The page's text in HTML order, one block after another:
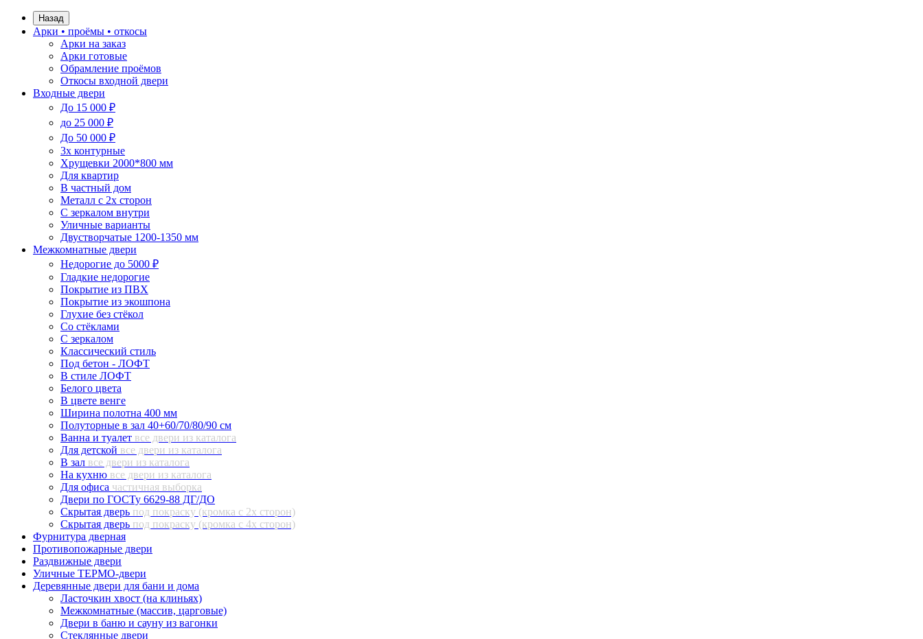
Назад
Арки • проёмы • откосы
Арки на заказ
Арки готовые
Обрамление проёмов
Откосы входной двери
Входные двери
До 15 000 ₽
до 25 000 ₽
До 50 000 ₽
3х контурные
Хрущевки 2000*800 мм
Для квартир
В частный дом
Металл с 2х сторон
С зеркалом внутри
Уличные варианты
Двустворчатые 1200-1350 мм
Межкомнатные двери
Недорогие до 5000 ₽
Гладкие недорогие
Покрытие из ПВХ
Покрытие из экошпона
Глухие без стёкол
Со стёклами
С зеркалом
Классический стиль
Под бетон - ЛОФТ
В стиле ЛОФТ
Белого цвета
В цвете венге
Ширина полотна 400 мм
Полуторные в зал 40+60/70/80/90 см
Ванна и туалет все двери из каталога
Для детской все двери из каталога
В зал все двери из каталога
На кухню все двери из каталога
Для офиса частичная выборка
Двери по ГОСТу 6629-88 ДГ/ДО
Скрытая дверь под покраску (кромка с 2х сторон)
Скрытая дверь под покраску (кромка с 4х сторон)
Фурнитура дверная
Противопожарные двери
Раздвижные двери
Уличные ТЕРМО-двери
Деревянные двери для бани и дома
Ласточкин хвост (на клиньях)
Межкомнатные (массив, царговые)
Двери в баню и сауну из вагонки
Стеклянные двери